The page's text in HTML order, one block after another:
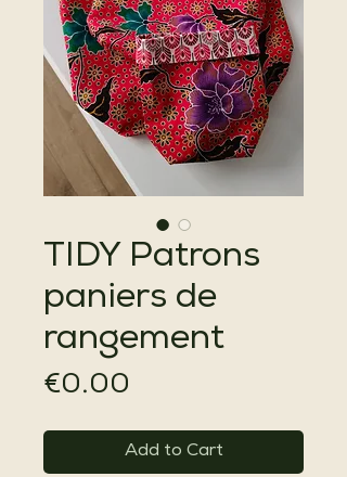
TIDY Patrons
paniers de
rangement
€0.00
Add to Cart